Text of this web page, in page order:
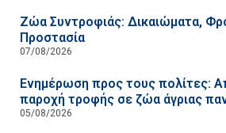
Ζώα Συντροφιάς: Δικαιώματα,
Προστασία
07/08/2026
Ενημέρωση προς τους πολίτες:
παροχή τροφής σε ζώα άγριας
05/08/2026